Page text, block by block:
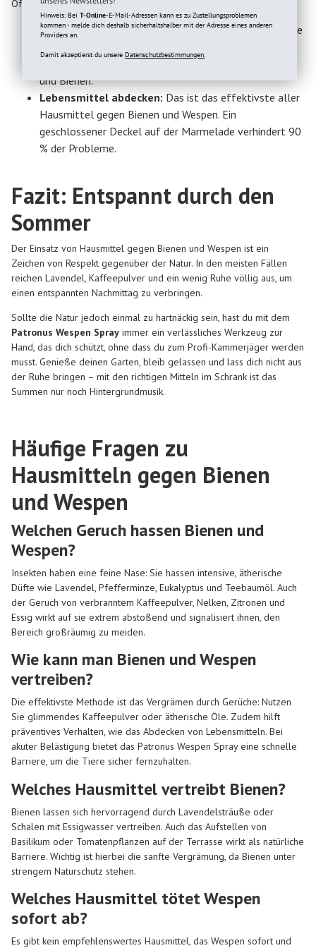
Oft ziehen wir die Tiere unbewusst an.
Bunte Kleidung:Wer wie eine Blume aussieht, wird wie
und Bienen.
Lebensmittel abdecken: Das ist das effektivste aller
Hausmittel gegen Bienen und Wespen. Ein
geschlossener Deckel auf der Marmelade verhindert 90
% der Probleme.
Fazit: Entspannt durch den
Sommer
Der Einsatz von Hausmittel gegen Bienen und Wespen ist ein
Zeichen von Respekt gegenüber der Natur. In den meisten Fällen
reichen Lavendel, Kaffeepulver und ein wenig Ruhe völlig aus, um
einen entspannten Nachmittag zu verbringen.
Sollte die Natur jedoch einmal zu hartnäckig sein, hast du mit dem
Patronus Wespen Spray immer ein verlässliches Werkzeug zur
Hand, das dich schützt, ohne dass du zum Profi-Kammerjäger werden
musst. Genieße deinen Garten, bleib gelassen und lass dich nicht aus
der Ruhe bringen – mit den richtigen Mitteln im Schrank ist das
Summen nur noch Hintergrundmusik.
Häufige Fragen zu
Hausmitteln gegen Bienen
und Wespen
Welchen Geruch hassen Bienen und
Wespen?
Insekten haben eine feine Nase: Sie hassen intensive, ätherische
Düfte wie Lavendel, Pfefferminze, Eukalyptus und Teebaumöl. Auch
der Geruch von verbranntem Kaffeepulver, Nelken, Zitronen und
Essig wirkt auf sie extrem abstoßend und signalisiert ihnen, den
Bereich großräumig zu meiden.
Wie kann man Bienen und Wespen
vertreiben?
Die effektivste Methode ist das Vergrämen durch Gerüche: Nutzen
Sie glimmendes Kaffeepulver oder ätherische Öle. Zudem hilft
präventives Verhalten, wie das Abdecken von Lebensmitteln. Bei
akuter Belästigung bietet das Patronus Wespen Spray eine schnelle
Barriere, um die Tiere sicher fernzuhalten.
Welches Hausmittel vertreibt Bienen?
Bienen lassen sich hervorragend durch Lavendelsträuße oder
Schalen mit Essigwasser vertreiben. Auch das Aufstellen von
Basilikum oder Tomatenpflanzen auf der Terrasse wirkt als natürliche
Barriere. Wichtig ist hierbei die sanfte Vergrämung, da Bienen unter
strengem Naturschutz stehen.
Welches Hausmittel tötet Wespen
sofort ab?
Es gibt kein empfehlenswertes Hausmittel, das Wespen sofort und
Hinweis: Bei T-Online-E-Mail-Adressen kann es zu Zustellungsproblemen
kommen - melde dich deshalb sicherhaltshalber mit der Adresse eines anderen
Providers an.
Damit akzeptierst du unsere Datenschutzbestimmungen.